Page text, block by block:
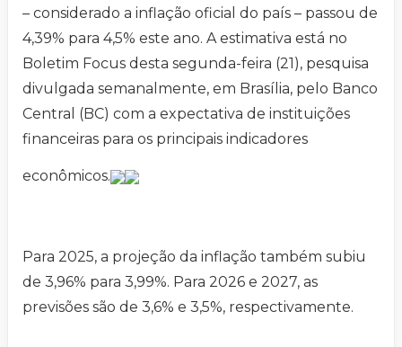
– considerado a inflação oficial do país – passou de
4,39% para 4,5% este ano. A estimativa está no
Boletim Focus desta segunda-feira (21), pesquisa
divulgada semanalmente, em Brasília, pelo Banco
Central (BC) com a expectativa de instituições
financeiras para os principais indicadores
econômicos.
Para 2025, a projeção da inflação também subiu
de 3,96% para 3,99%. Para 2026 e 2027, as
previsões são de 3,6% e 3,5%, respectivamente.